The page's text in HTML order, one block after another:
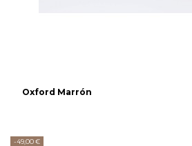
Oxford Marrón
-49,00 €